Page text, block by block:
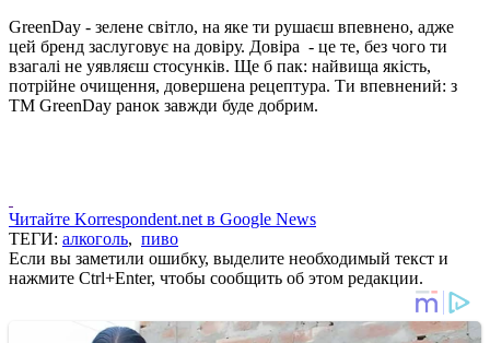
GreenDay - зелене світло, на яке ти рушаєш впевнено, адже
цей бренд заслуговує на довіру. Довіра - це те, без чого ти
взагалі не уявляєш стосунків. Ще б пак: найвища якість,
потрійне очищення, довершена рецептура. Ти впевнений: з
ТМ GreenDay ранок завжди буде добрим.
Читайте Korrespondent.net в Google News
ТЕГИ: алкоголь, пиво
Если вы заметили ошибку, выделите необходимый текст и
нажмите Ctrl+Enter, чтобы сообщить об этом редакции.